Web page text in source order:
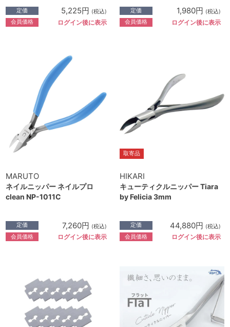
定価 5,225円 (税込)
会員価格 ログイン後に表示
定価 1,980円 (税込)
会員価格 ログイン後に表示
MARUTO
ネイルニッパー ネイルプロ
clean NP-1011C
定価 7,260円 (税込)
会員価格 ログイン後に表示
取寄品
HIKARI
キューティクルニッパー Tiara
by Felicia 3mm
定価 44,880円 (税込)
会員価格 ログイン後に表示